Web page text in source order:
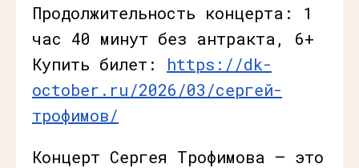
Продолжительность концерта: 1
час 40 минут без антракта, 6+
Купить билет: https://dk-
october.ru/2026/03/сергей-
трофимов/
Концерт Сергея Трофимова — это